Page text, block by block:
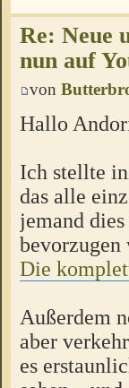
Re: Neue
nun auf
von
Hallo
Ich stellte
das alle
jemand
bevorzugen
Die
Außerdem
aber
es